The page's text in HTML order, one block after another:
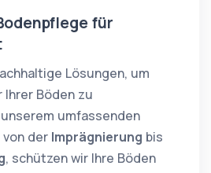
für
Lösungen, um
Ihrer Böden zu
umfassenden
der Imprägnierung bis
, schützen wir Ihre Böden